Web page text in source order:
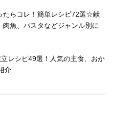
たらコレ！簡単レシピ72選☆献
魚、パスタなどジャンル別に
レシピ49選！人気の主食、おか
介